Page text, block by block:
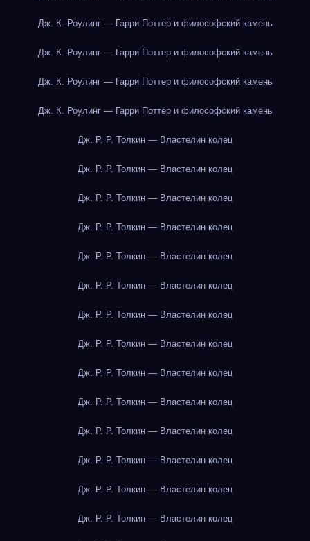
Дж. К. Роулинг — Гарри Поттер и философский камень
Дж. К. Роулинг — Гарри Поттер и философский камень
Дж. К. Роулинг — Гарри Поттер и философский камень
Дж. К. Роулинг — Гарри Поттер и философский камень
Дж. Р. Р. Толкин — Властелин колец
Дж. Р. Р. Толкин — Властелин колец
Дж. Р. Р. Толкин — Властелин колец
Дж. Р. Р. Толкин — Властелин колец
Дж. Р. Р. Толкин — Властелин колец
Дж. Р. Р. Толкин — Властелин колец
Дж. Р. Р. Толкин — Властелин колец
Дж. Р. Р. Толкин — Властелин колец
Дж. Р. Р. Толкин — Властелин колец
Дж. Р. Р. Толкин — Властелин колец
Дж. Р. Р. Толкин — Властелин колец
Дж. Р. Р. Толкин — Властелин колец
Дж. Р. Р. Толкин — Властелин колец
Дж. Р. Р. Толкин — Властелин колец